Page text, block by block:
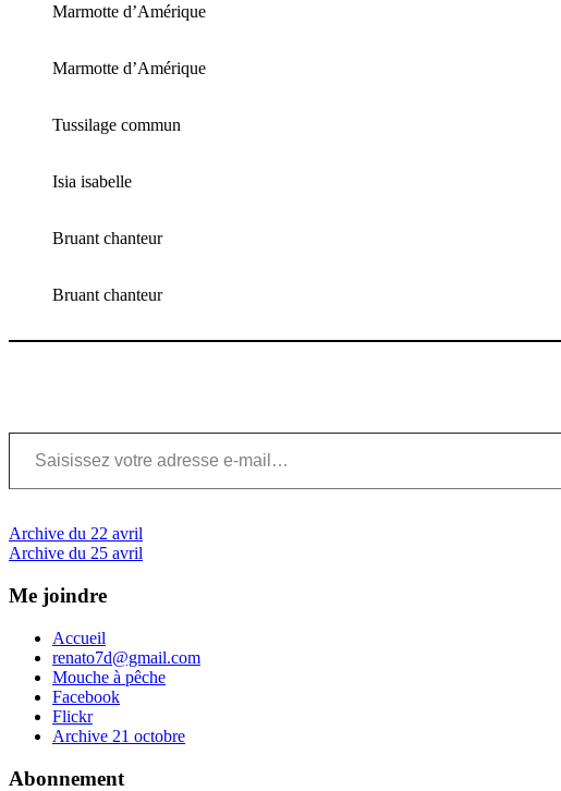
Marmotte d’Amérique
Marmotte d’Amérique
Tussilage commun
Isia isabelle
Bruant chanteur
Bruant chanteur
Saisissez votre adresse e-mail…
Navigation
de
l’article
Previous
Post:
Archive du 22 avril
Next
Archive du 25 avril
Me joindre
Accueil
renato7d@gmail.com
Mouche à pêche
Facebook
Flickr
Archive 21 octobre
Abonnement